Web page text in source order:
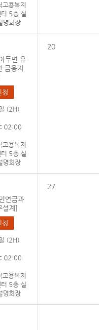
고용복지
5층 실
명회장
두면 유
금융지
청
(2H)
02:00
고용복지
5층 실
명회장
20
연금과
설계]
청
(2H)
02:00
고용복지
5층 실
명회장
27